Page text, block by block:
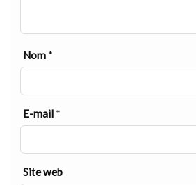
Nom *
E-mail *
Site web